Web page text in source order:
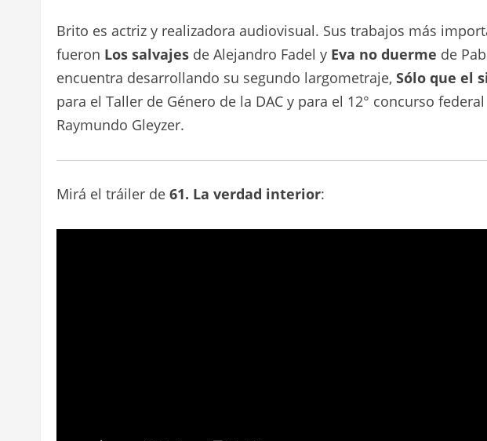
Brito es actriz y realizadora audiovisual. Sus trabajos más
fueron Los salvajes de Alejandro Fadel y Eva no duerme de
encuentra desarrollando su segundo largometraje, Sólo que el
para el Taller de Género de la DAC y para el 12° concurso
Raymundo Gleyzer.
Mirá el tráiler de 61. La verdad interior: